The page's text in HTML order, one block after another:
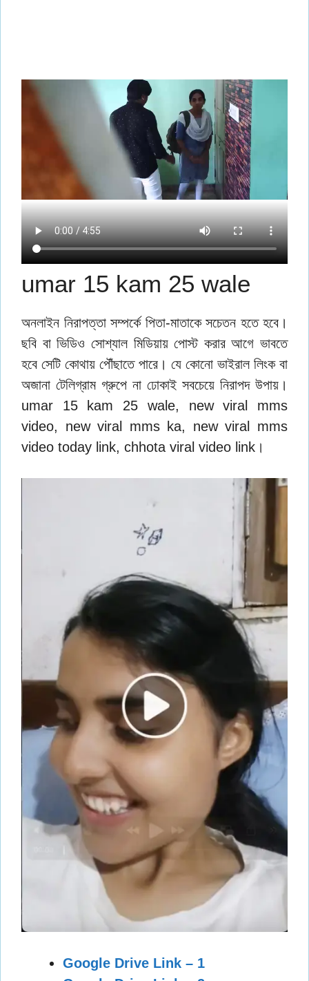
umar 15 kam 25 wale
অনলাইন নিরাপত্তা সম্পর্কে পিতা-মাতাকে সচেতন হতে হবে।
ছবি বা ভিডিও সোশ্যাল মিডিয়ায় পোস্ট করার আগে ভাবতে
হবে সেটি কোথায় পৌঁছাতে পারে। যে কোনো ভাইরাল লিংক বা
অজানা টেলিগ্রাম গ্রুপে না ঢোকাই সবচেয়ে নিরাপদ উপায়।
umar 15 kam 25 wale, new viral mms
video, new viral mms ka, new viral mms
video today link, chhota viral video link।
Google Drive Link – 1